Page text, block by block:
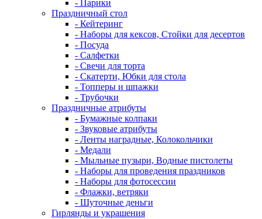
- Парики
Праздничный стол
- Кейтеринг
- Наборы для кексов, Стойки для десертов
- Посуда
- Салфетки
- Свечи для торта
- Скатерти, Юбки для стола
- Топперы и шпажки
- Трубочки
Праздничные атрибуты
- Бумажные колпаки
- Звуковые атрибуты
- Ленты наградные, Колокольчики
- Медали
- Мыльные пузыри, Водные пистолеты
- Наборы для проведения праздников
- Наборы для фотосессии
- Флажки, ветряки
- Шуточные деньги
Гирлянды и украшения